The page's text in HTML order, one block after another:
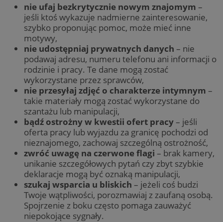
nie ufaj bezkrytycznie nowym znajomym –
jeśli ktoś wykazuje nadmierne zainteresowanie,
szybko proponując pomoc, może mieć inne
motywy,
nie udostępniaj prywatnych danych – nie
podawaj adresu, numeru telefonu ani informacji o
rodzinie i pracy. Te dane mogą zostać
wykorzystane przez sprawców,
nie przesyłaj zdjęć o charakterze intymnym –
takie materiały mogą zostać wykorzystane do
szantażu lub manipulacji,
bądź ostrożny w kwestii ofert pracy– jeśli
oferta pracy lub wyjazdu za granicę pochodzi od
nieznajomego, zachowaj szczególną ostrożność,
zwróć uwagę na czerwone flagi – brak kamery,
unikanie szczegółowych pytań czy zbyt szybkie
deklaracje mogą być oznaką manipulacji,
szukaj wsparcia u bliskich – jeżeli coś budzi
Twoje wątpliwości, porozmawiaj z zaufaną osobą.
Spojrzenie z boku często pomaga zauważyć
niepokojące sygnały.